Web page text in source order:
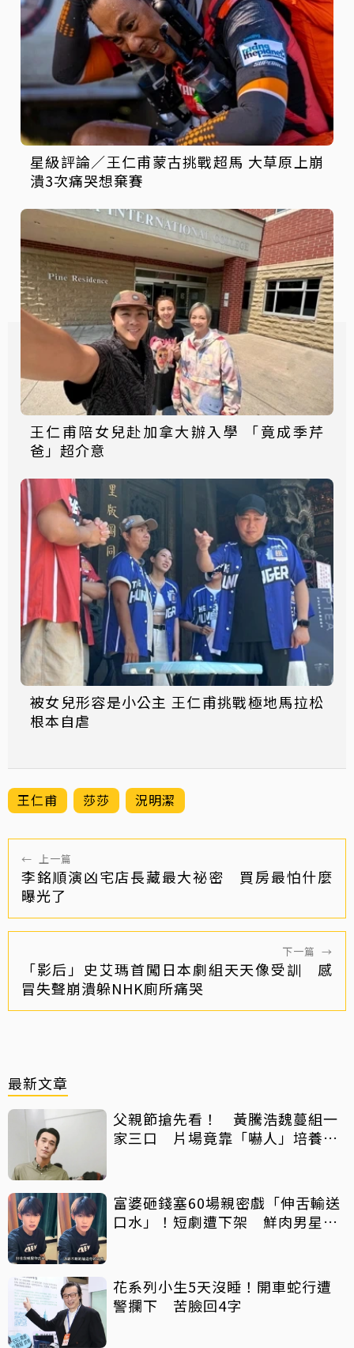
星級評論／王仁甫蒙古挑戰超馬 大草原上崩
潰3次痛哭想棄賽
王仁甫陪女兒赴加拿大辦入學 「竟成季芹
爸」超介意
被女兒形容是小公主 王仁甫挑戰極地馬拉松
根本自虐
王仁甫 莎莎 況明潔
← 上一篇
李銘順演凶宅店長藏最大祕密 買房最怕什麼
曝光了
下一篇 →
「影后」史艾瑪首闖日本劇組天天像受訓 感
冒失聲崩潰躲NHK廁所痛哭
最新文章
父親節搶先看！ 黃騰浩魏蔓組一
家三口 片場竟靠「嚇人」培養默
富婆砸錢塞60場親密戲「伸舌輸送
口水」！短劇遭下架 鮮肉男星吐
花系列小生5天沒睡！開車蛇行遭
警攔下 苦臉回4字